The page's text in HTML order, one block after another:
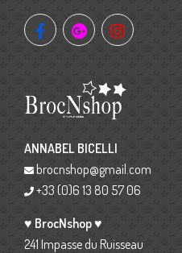
ANNABEL BICELLI
brocnshop@gmail.com
+33 (0)6 13 80 57 06
♥ BrocNshop ♥
241 Impasse du Ruisseau